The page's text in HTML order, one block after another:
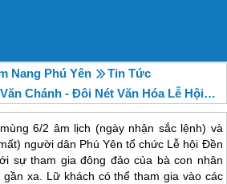
Nang Phú Yên
Tin Tức
- Đôi Nét Văn Hóa Lễ Hội Người Phú Yên
6/2 âm lịch (ngày nhận sắc lệnh) và
người dân Phú Yên tổ chức Lễ hội Đền
sự tham gia đông đảo của bà con nhân
xa. Lữ khách có thể tham gia vào các